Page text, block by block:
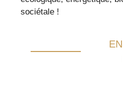
sociétale !